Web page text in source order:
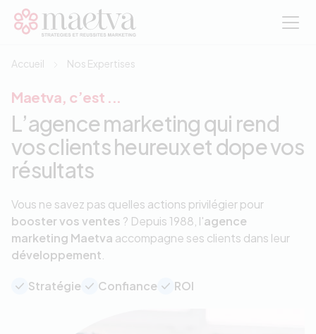
Aller au contenu principal
Accueil Nos Expertises
Maetva, c’est ...
L’agence marketing qui rend
vos clients heureux et dope vos
résultats
Vous ne savez pas quelles actions privilégier pour
booster vos ventes ? Depuis 1988, l'agence
marketing Maetva accompagne ses clients dans leur
développement
Stratégie Confiance ROI